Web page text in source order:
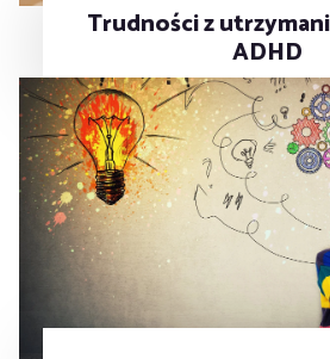
Trudności z
ADHD